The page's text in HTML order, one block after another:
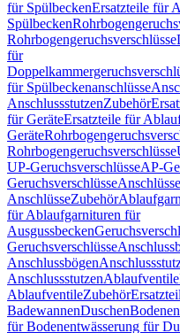
für SpülbeckenErsatzteile für
Spülbecken
Rohrbogengeruchsverschlüsse
für
für Spülbeckenanschlüsse
AnschlussstutzenZubehör
für GeräteErsatzteile für
Geräte
Rohrbogengeruchsverschlüsse
UP-GeruchsverschlüsseAP-
GeruchsverschlüsseAnschlüsse
AnschlüsseZubehör
für Ablaufgarnituren für
Ausgussbecken
Geruchsverschlüsse
Anschlussbögen
AnschlussstutzenAblaufventile
AblaufventileZubehör
BadewannenDuschen
für Bodenentwässerung für